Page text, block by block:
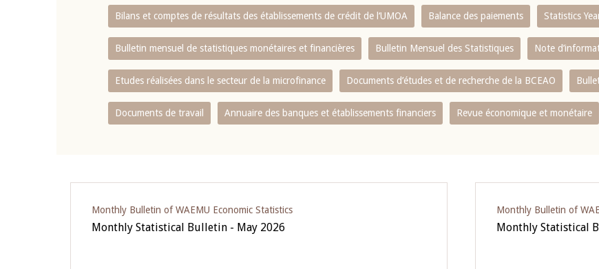
Bilans et comptes de résultats des établissements de crédit de l‘UMOA Balance des paiements Statistics
Bulletin mensuel de statistiques monétaires et financières Bulletin Mensuel des Statistiques Note
Etudes réalisées dans le secteur de la microfinance Documents d’études et de recherche de la BCEAO
Documents de travail Annuaire des banques et établissements financiers Revue économique et monétaire
Monthly Bulletin of WAEMU Economic Statistics
Monthly Statistical Bulletin - May 2026
Monthly Bulletin of
Monthly Statistical